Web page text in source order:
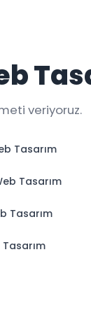
veriyoruz.
Tasarım
Tasarım
Tasarım